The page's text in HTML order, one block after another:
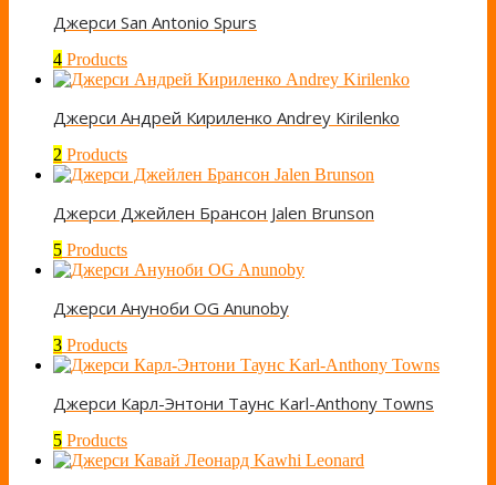
Джерси San Antonio Spurs
4 Products
Джерси Андрей Кириленко Andrey Kirilenko
2 Products
Джерси Джейлен Брансон Jalen Brunson
5 Products
Джерси Ануноби OG Anunoby
3 Products
Джерси Карл-Энтони Таунс Karl-Anthony Towns
5 Products